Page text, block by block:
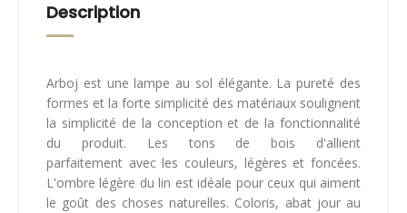
Description
Arboj est une lampe au sol élégante. La pureté des
formes et la forte simplicité des matériaux soulignent
la simplicité de la conception et de la fonctionnalité
du produit. Les tons de bois d'allient
parfaitement avec les couleurs, légères et foncées.
L'ombre légère du lin est idéale pour ceux qui aiment
le goût des choses naturelles. Coloris, abat jour au